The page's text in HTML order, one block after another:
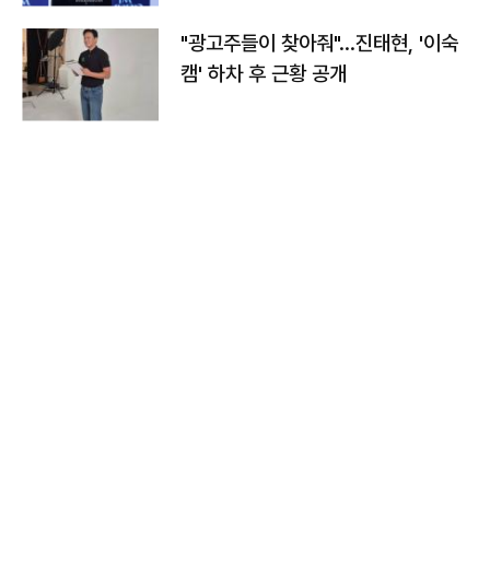
"광고주들이 찾아줘"…진태현, '이숙
캠' 하차 후 근황 공개